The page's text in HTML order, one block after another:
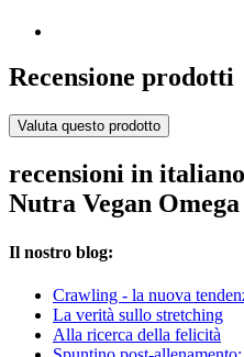
Recensione prodotti
Valuta questo prodotto
recensioni in
Nutra Vegan Omega
Il nostro blog:
Crawling - la nuova
La verità sullo stretching
Alla ricerca della felicità